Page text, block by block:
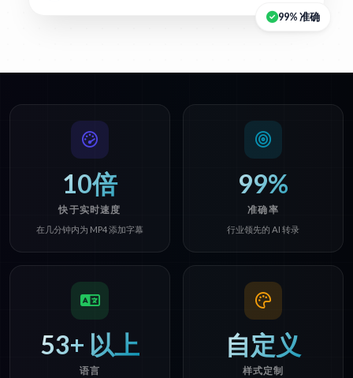
99% 准确
10倍
快于实时速度
在几分钟内为 MP4 添加字幕
99%
准确率
行业领先的 AI 转录
53+ 以上
语言
自定义
样式定制